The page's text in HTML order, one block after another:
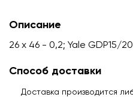
Описание
26 х 46 - 0,2; Yale GDP15/20
Способ доставки
Доставка производится